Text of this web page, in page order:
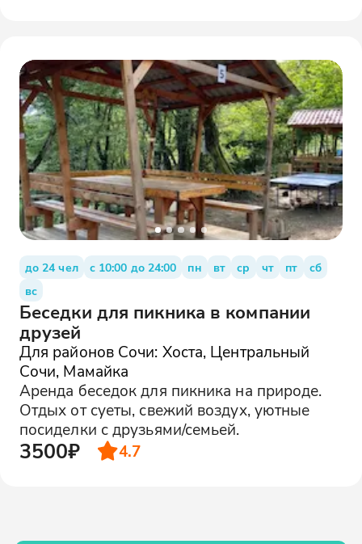
до 24 чел с 10:00 до 24:00 пн вт ср чт пт
сб
вс
Беседки для пикника в компании
друзей
Для районов Сочи: Хоста, Центральный
Сочи, Мамайка
Аренда беседок для пикника на природе.
Отдых от суеты, свежий воздух, уютные
посиделки с друзьями/семьей.
3500₽ 4.7